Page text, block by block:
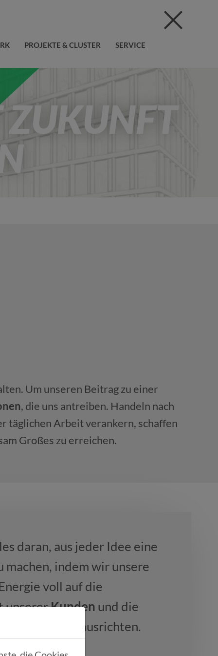
PROJEKTE & CLUSTER SERVICE
ZUKUNFT
Um unseren Beitrag zu einer
, die uns antreiben. Handeln nach
täglichen Arbeit verankern, schaffen
Großes zu erreichen.
daran, aus jeder Idee eine
machen, indem wir unsere
voll auf die
unsererKunden und die
ausrichten.